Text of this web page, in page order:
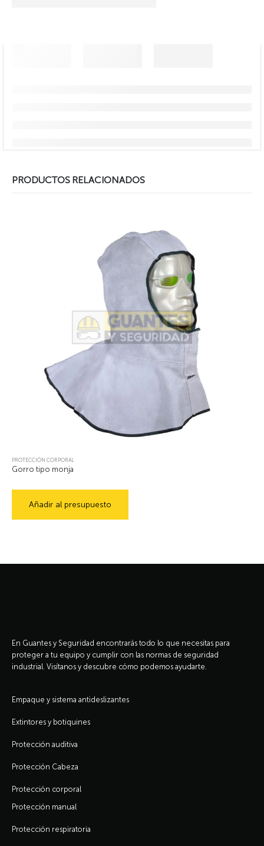
PRODUCTOS RELACIONADOS
PROTECCIÓN CORPORAL
Gorro tipo monja
Añadir al presupuesto
En Guantes y Seguridad encontrarás todo lo que necesitas para
proteger a tu equipo y cumplir con las normas de seguridad
industrial. Visítanos y descubre cómo podemos ayudarte.
Empaque y sistema antideslizantes
Extintores y botiquines
Protección auditiva
Protección Cabeza
Protección corporal
Protección manual
Protección respiratoria